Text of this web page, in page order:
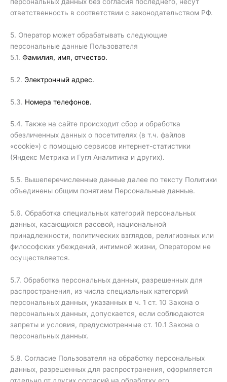
ответственность в соответствии с законодательством РФ.
5. Оператор может обрабатывать следующие
персональные данные Пользователя
5.1. Фамилия, имя, отчество.
5.2. Электронный адрес.
5.3. Номера телефонов.
5.4. Также на сайте происходит сбор и обработка
обезличенных данных о посетителях (в т.ч. файлов
«cookie») с помощью сервисов интернет-статистики
(Яндекс Метрика и Гугл Аналитика и других).
5.5. Вышеперечисленные данные далее по тексту Политики
объединены общим понятием Персональные данные.
5.6. Обработка специальных категорий персональных
данных, касающихся расовой, национальной
принадлежности, политических взглядов, религиозных или
философских убеждений, интимной жизни, Оператором не
осуществляется.
5.7. Обработка персональных данных, разрешенных для
распространения, из числа специальных категорий
персональных данных, указанных в ч. 1 ст. 10 Закона о
персональных данных, допускается, если соблюдаются
запреты и условия, предусмотренные ст. 10.1 Закона о
персональных данных.
5.8. Согласие Пользователя на обработку персональных
данных, разрешенных для распространения, оформляется